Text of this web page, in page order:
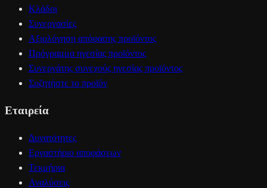
Κλάδοι
Συνεργασίες
Αξιολόγηση απόφασης προϊόντος
Πρόγραμμα ηγεσίας προϊόντος
Συνεργάτης συνεχούς ηγεσίας προϊόντος
Συζητήστε το προϊόν
Εταιρεία
Δυνατότητες
Εργαστήριο αποφάσεων
Τεκμήρια
Αναλύσεις